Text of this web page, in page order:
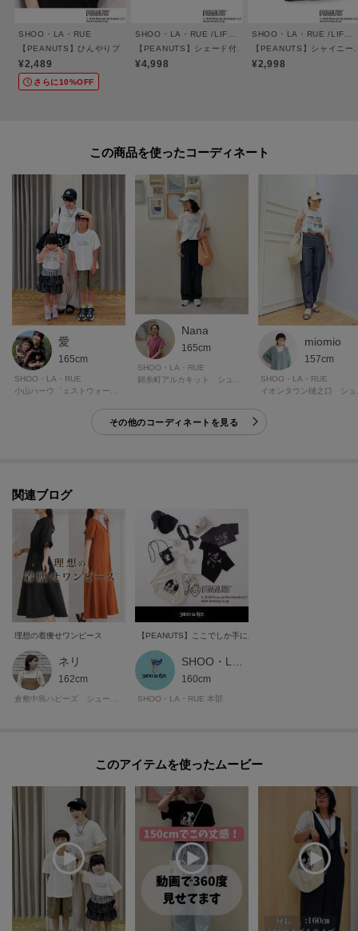
SHOO・LA・RUE
【PEANUTS】ひんやりプリントTシャツ
¥2,489
さらに10%OFF
【PEANUTS】シェード付きキャップ
¥4,998
【PEANUTS】シャイニー
¥2,998
この商品を使った
愛
165cm
SHOO・LA・RUE
Nana
165cm
SHOO・LA・RUE
錦糸町アルカキット シューラルー
miomio
157cm
SHOO・LA・RUE
その他のコーディネートを見る
関連ブログ
理想の着痩せワンピース
ネリ
162cm
倉敷中島ハピーズ シューラルー
【PEANUTS】ここでしか手に入らないアイテム♪
SHOO・LA・RUE STYLE
160cm
SHOO・LA・RUE 本部
このアイテムを使ったムービー